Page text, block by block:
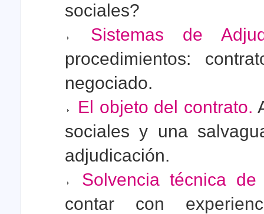
sociales?
Sistemas de
procedimientos:
negociado.
El objeto del contrato.
sociales y una
adjudicación.
Solvencia técnica
contar con